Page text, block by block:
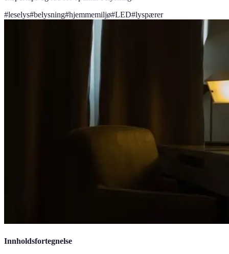
#leselys#belysning#hjemmemiljø#LED#lyspærer
Innholdsfortegnelse